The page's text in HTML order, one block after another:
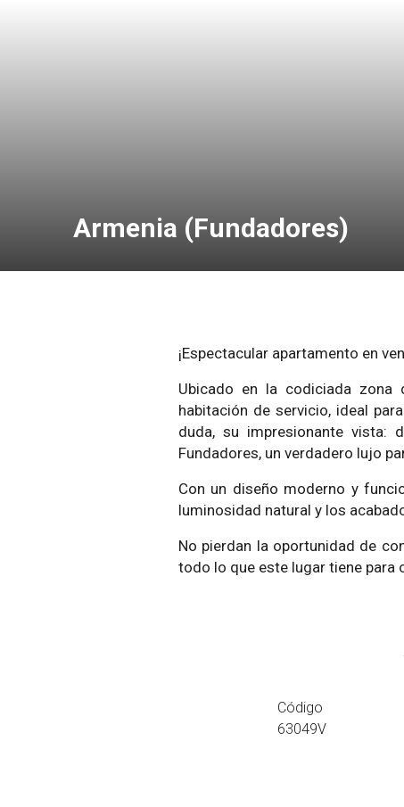
Armenia (Fundadores)
¡Espectacular apartamento en
Ubicado en la codiciada zona
habitación de servicio, ideal
duda, su impresionante vista:
Fundadores, un verdadero lujo
Con un diseño moderno y
luminosidad natural y los
No pierdan la oportunidad de
todo lo que este lugar tiene para
Código
63049V